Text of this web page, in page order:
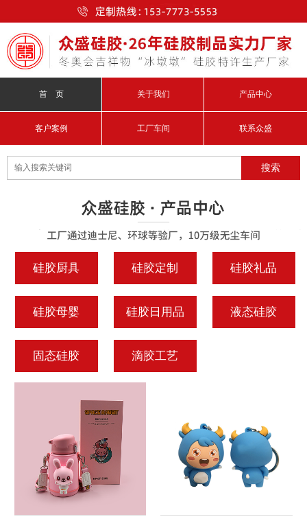
首 页 关于我们 产品中心
客户案例 工厂车间 联系众盛
硅胶厨具 硅胶定制 硅胶礼品
硅胶母婴 硅胶日用品 液态硅胶
固态硅胶 滴胶工艺